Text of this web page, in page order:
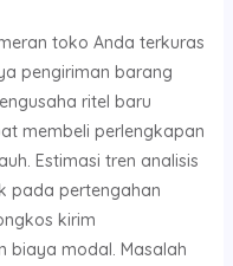
toko Anda terkuras
pengiriman barang
ritel baru
membeli perlengkapan
Estimasi tren analisis
pada pertengahan
kirim
biaya modal. Masalah